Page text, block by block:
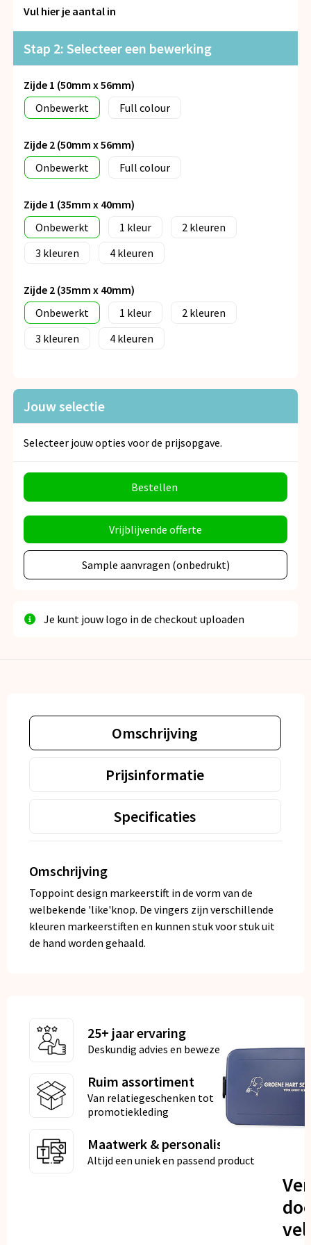
Snoepgoed
Spellen voor binnen en buiten
Vrije tijd en Strand
Anti-stress
Vul hier je aantal in
Stap 2: Selecteer een bewerking
Zijde 1 (50mm x 56mm)
Onbewerkt
Full colour
Zijde 2 (50mm x 56mm)
Onbewerkt
Full colour
Zijde 1 (35mm x 40mm)
Onbewerkt
1
2
3
4
Zijde 2 (35mm x 40mm)
Onbewerkt
1
2
3
4
Jouw selectie
Selecteer jouw opties voor de prijsopgave.
Bestellen
Vrijblijvende offerte
Sample aanvragen (onbedrukt)
Je kunt jouw logo in de checkout uploaden
Omschrijving
Prijsinformatie
Specificaties
Omschrijving
Toppoint design markeerstift in de vorm van de
welbekende 'like'knop. De vingers zijn verschillende
kleuren markeerstiften en kunnen stuk voor stuk uit
de hand worden gehaald.
25+ jaar ervaring
Deskundig advies en bewezen kwaliteit
Ruim assortiment
Van relatiegeschenken tot
promotiekleding
Maatwerk & personalisatie
Altijd een uniek en passend product